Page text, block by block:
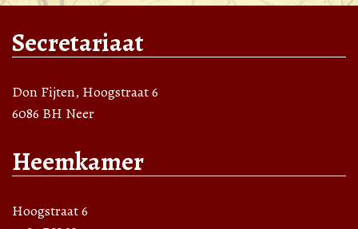
Secretariaat
Don Fijten, Hoogstraat 6
6086 BH Neer
Heemkamer
Hoogstraat 6